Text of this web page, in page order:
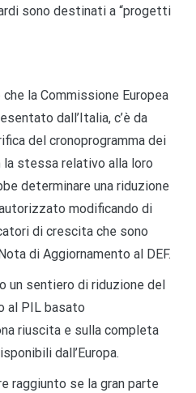
sono destinati a “progetti
la Commissione Europea
dall’Italia, c’è da
del cronoprogramma dei
stessa relativo alla loro
determinare una riduzione
modificando di
di crescita che sono
di Aggiornamento al DEF.
un sentiero di riduzione del
al PIL basato
riuscita e sulla completa
dall’Europa.
raggiunto se la gran parte